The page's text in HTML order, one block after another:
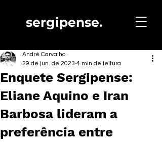
sergipense.
Enquete Sergipense:
Eliane Aquino e Iran
Barbosa lideram a
preferência entre
André Carvalho
29 de jun. de 2023 4 min de leitura